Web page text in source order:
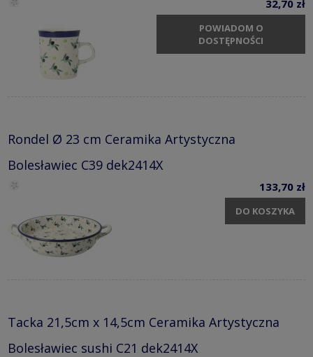
32,70 zł
POWIADOM O
DOSTĘPNOŚCI
Rondel Ø 23 cm Ceramika Artystyczna
Bolesławiec C39 dek2414X
133,70 zł
DO KOSZYKA
Tacka 21,5cm x 14,5cm Ceramika Artystyczna
Bolesławiec sushi C21 dek2414X